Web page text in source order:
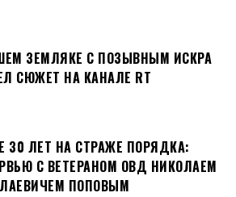
ЗЕМЛЯКЕ С ПОЗЫВНЫМ ИСКРА
СЮЖЕТ НА КАНАЛЕ RT
30 ЛЕТ НА СТРАЖЕ ПОРЯДКА:
С ВЕТЕРАНОМ ОВД НИКОЛАЕМ
ПОПОВЫМ